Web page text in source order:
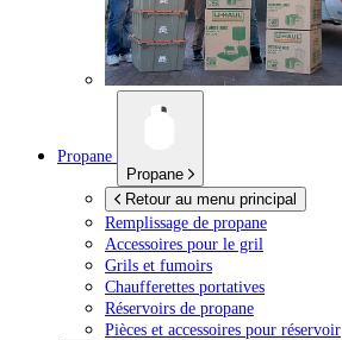
Propane
Propane
Retour au menu principal
Remplissage de propane
Accessoires pour le gril
Grils et fumoirs
Chaufferettes portatives
Réservoirs de propane
Pièces et accessoires pour réservoir